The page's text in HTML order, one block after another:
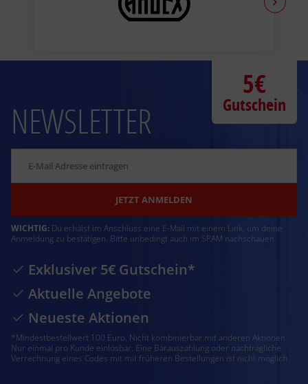
NEWSLETTER
JETZT ANMELDEN
WICHTIG: Du erhälst im Anschluss eine E-Mail mit einem Link, um deine
Anmeldung zu bestätigen. Bitte unbedingt auch im SPAM nachschauen
Exklusiver 5€ Gutschein*
Aktuelle Angebote
Neueste Aktionen
*Mindestbestellwert 100 Euro. Nicht kombinierbar mit anderen Aktionen.
Nur einmal pro Kunde einlösbar. Eine Barauszahlung oder nachträgliche
Verrechnung eines Codes mit mit früheren Bestellungen ist nicht möglich.
5€
Gutschein